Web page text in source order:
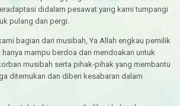
didalam pesawat yang kami tumpangi
pulang dan pergi.
bagian dari musibah, Ya Allah engkau pemilik
hanya mampu berdoa dan mendoakan untuk
musibah serta pihak-pihak yang membantu
ditemukan dan diberi kesabaran dalam